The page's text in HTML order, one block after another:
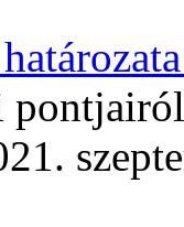
pontjairól